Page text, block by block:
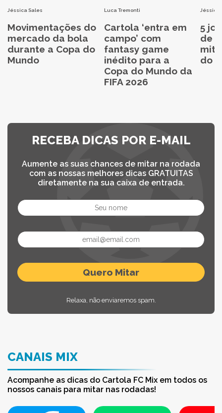
Jéssica Sales
Movimentações do
mercado da bola
durante a Copa do
Mundo
Luca Tremonti
Cartola ‘entra em
campo’ com
fantasy game
inédito para a
Copa do Mundo da
FIFA 2026
Jéssica
5
de
do
RECEBA DICAS POR E-MAIL
Aumente as suas chances de mitar na rodada
com as nossas melhores dicas GRATUITAS
diretamente na sua caixa de entrada.
Relaxa, não enviaremos spam.
CANAIS MIX
Acompanhe as dicas do Cartola FC Mix em todos os
nossos canais para mitar nas rodadas!